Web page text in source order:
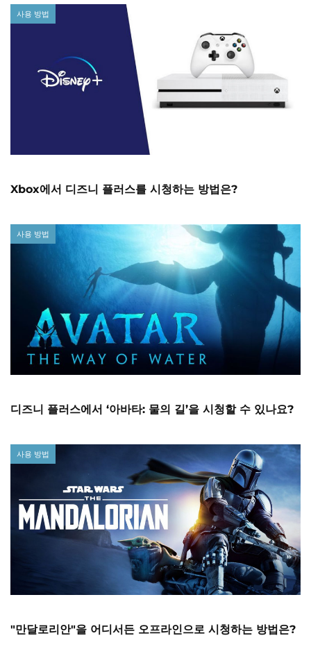
사용 방법
Xbox에서 디즈니 플러스를 시청하는 방법은?
사용 방법
디즈니 플러스에서 ‘아바타: 물의 길’을 시청할 수 있나요?
사용 방법
"만달로리안"을 어디서든 오프라인으로 시청하는 방법은?